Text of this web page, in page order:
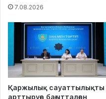
7.08.2026
Қаржылық сауаттылықты
арттыруға бағытталған